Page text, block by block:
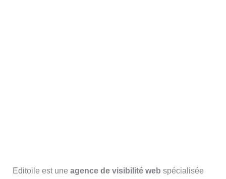
Editoile est uneagence de visibilité web spécialisée